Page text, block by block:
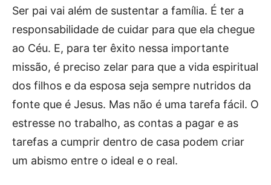
Ser pai vai além de sustentar a família. É ter a
responsabilidade de cuidar para que ela chegue
ao Céu. E, para ter êxito nessa importante
missão, é preciso zelar para que a vida espiritual
dos filhos e da esposa seja sempre nutridos da
fonte que é Jesus. Mas não é uma tarefa fácil. O
estresse no trabalho, as contas a pagar e as
tarefas a cumprir dentro de casa podem criar
um abismo entre o ideal e o real.